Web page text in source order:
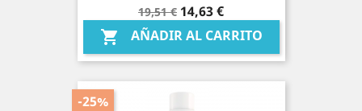
Precio
base
19,51 € Precio
14,63 €
 AÑADIR AL CARRITO
-25%